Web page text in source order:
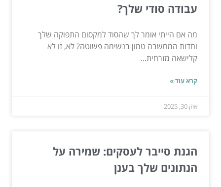
עבודה סודי שלך?
מה אם הייתי אומר לך שהסוד למקסום התפוקה שלך
וחדות המחשבה טמון בנשימה פשוטה? לא, זו לא
קלישאה מזרחית...
קרא עוד »
אוק 30, 2025
הגנת סייבר לעסקים: שמירה על
הנתונים שלך בענן